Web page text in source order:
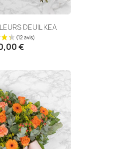
DEUIL KEA
€